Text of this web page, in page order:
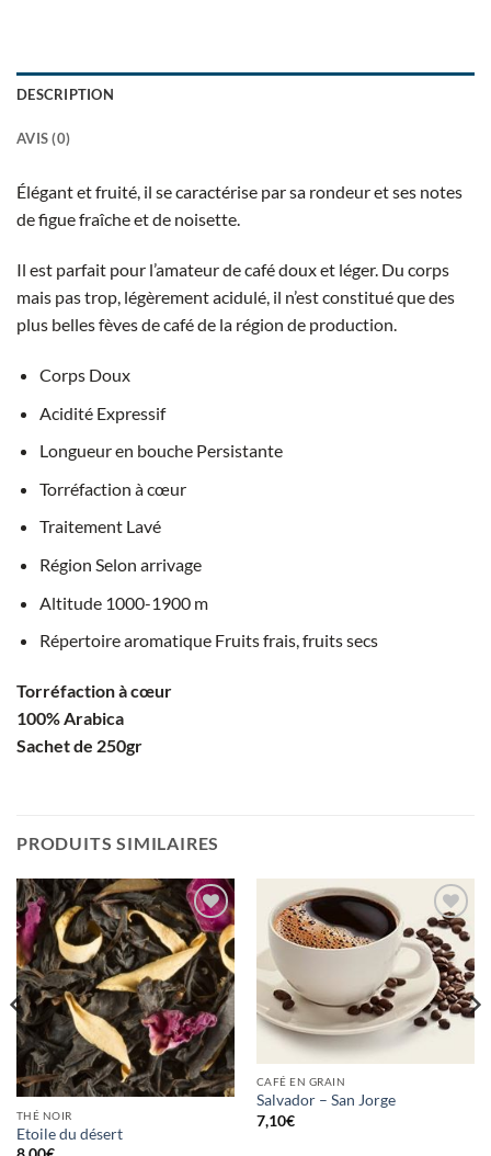
DESCRIPTION
AVIS (0)
Élégant et fruité, il se caractérise par sa rondeur et ses notes
de figue fraîche et de noisette.
Il est parfait pour l’amateur de café doux et léger. Du corps
mais pas trop, légèrement acidulé, il n’est constitué que des
plus belles fèves de café de la région de production.
Corps Doux
Acidité Expressif
Longueur en bouche Persistante
Torréfaction à cœur
Traitement Lavé
Région Selon arrivage
Altitude 1000-1900 m
Répertoire aromatique Fruits frais, fruits secs
Torréfaction àcœur
100% Arabica
Sachet de 250gr
PRODUITS SIMILAIRES
Ajouter
à la
wishlist
THÉ NOIR
Etoile du désert
Ajouter
à la
wishlist
CAFÉ EN GRAIN
Salvador – San Jorge
7,10€